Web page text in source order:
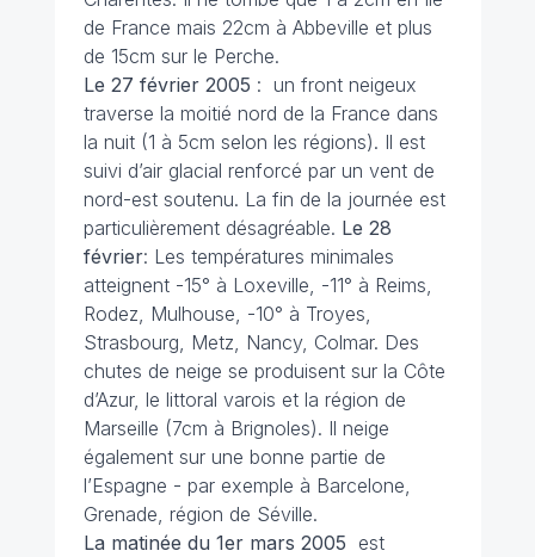
de France mais 22cm à Abbeville et plus
de 15cm sur le Perche.
Le 27 février 2005 : un front neigeux
traverse la moitié nord de la France dans
la nuit (1 à 5cm selon les régions). Il est
suivi d’air glacial renforcé par un vent de
nord-est soutenu. La fin de la journée est
particulièrement désagréable. Le 28
février: Les températures minimales
atteignent -15° à Loxeville, -11° à Reims,
Rodez, Mulhouse, -10° à Troyes,
Strasbourg, Metz, Nancy, Colmar. Des
chutes de neige se produisent sur la Côte
d’Azur, le littoral varois et la région de
Marseille (7cm à Brignoles). Il neige
également sur une bonne partie de
l’Espagne - par exemple à Barcelone,
Grenade, région de Séville.
La matinée du 1er mars 2005 est